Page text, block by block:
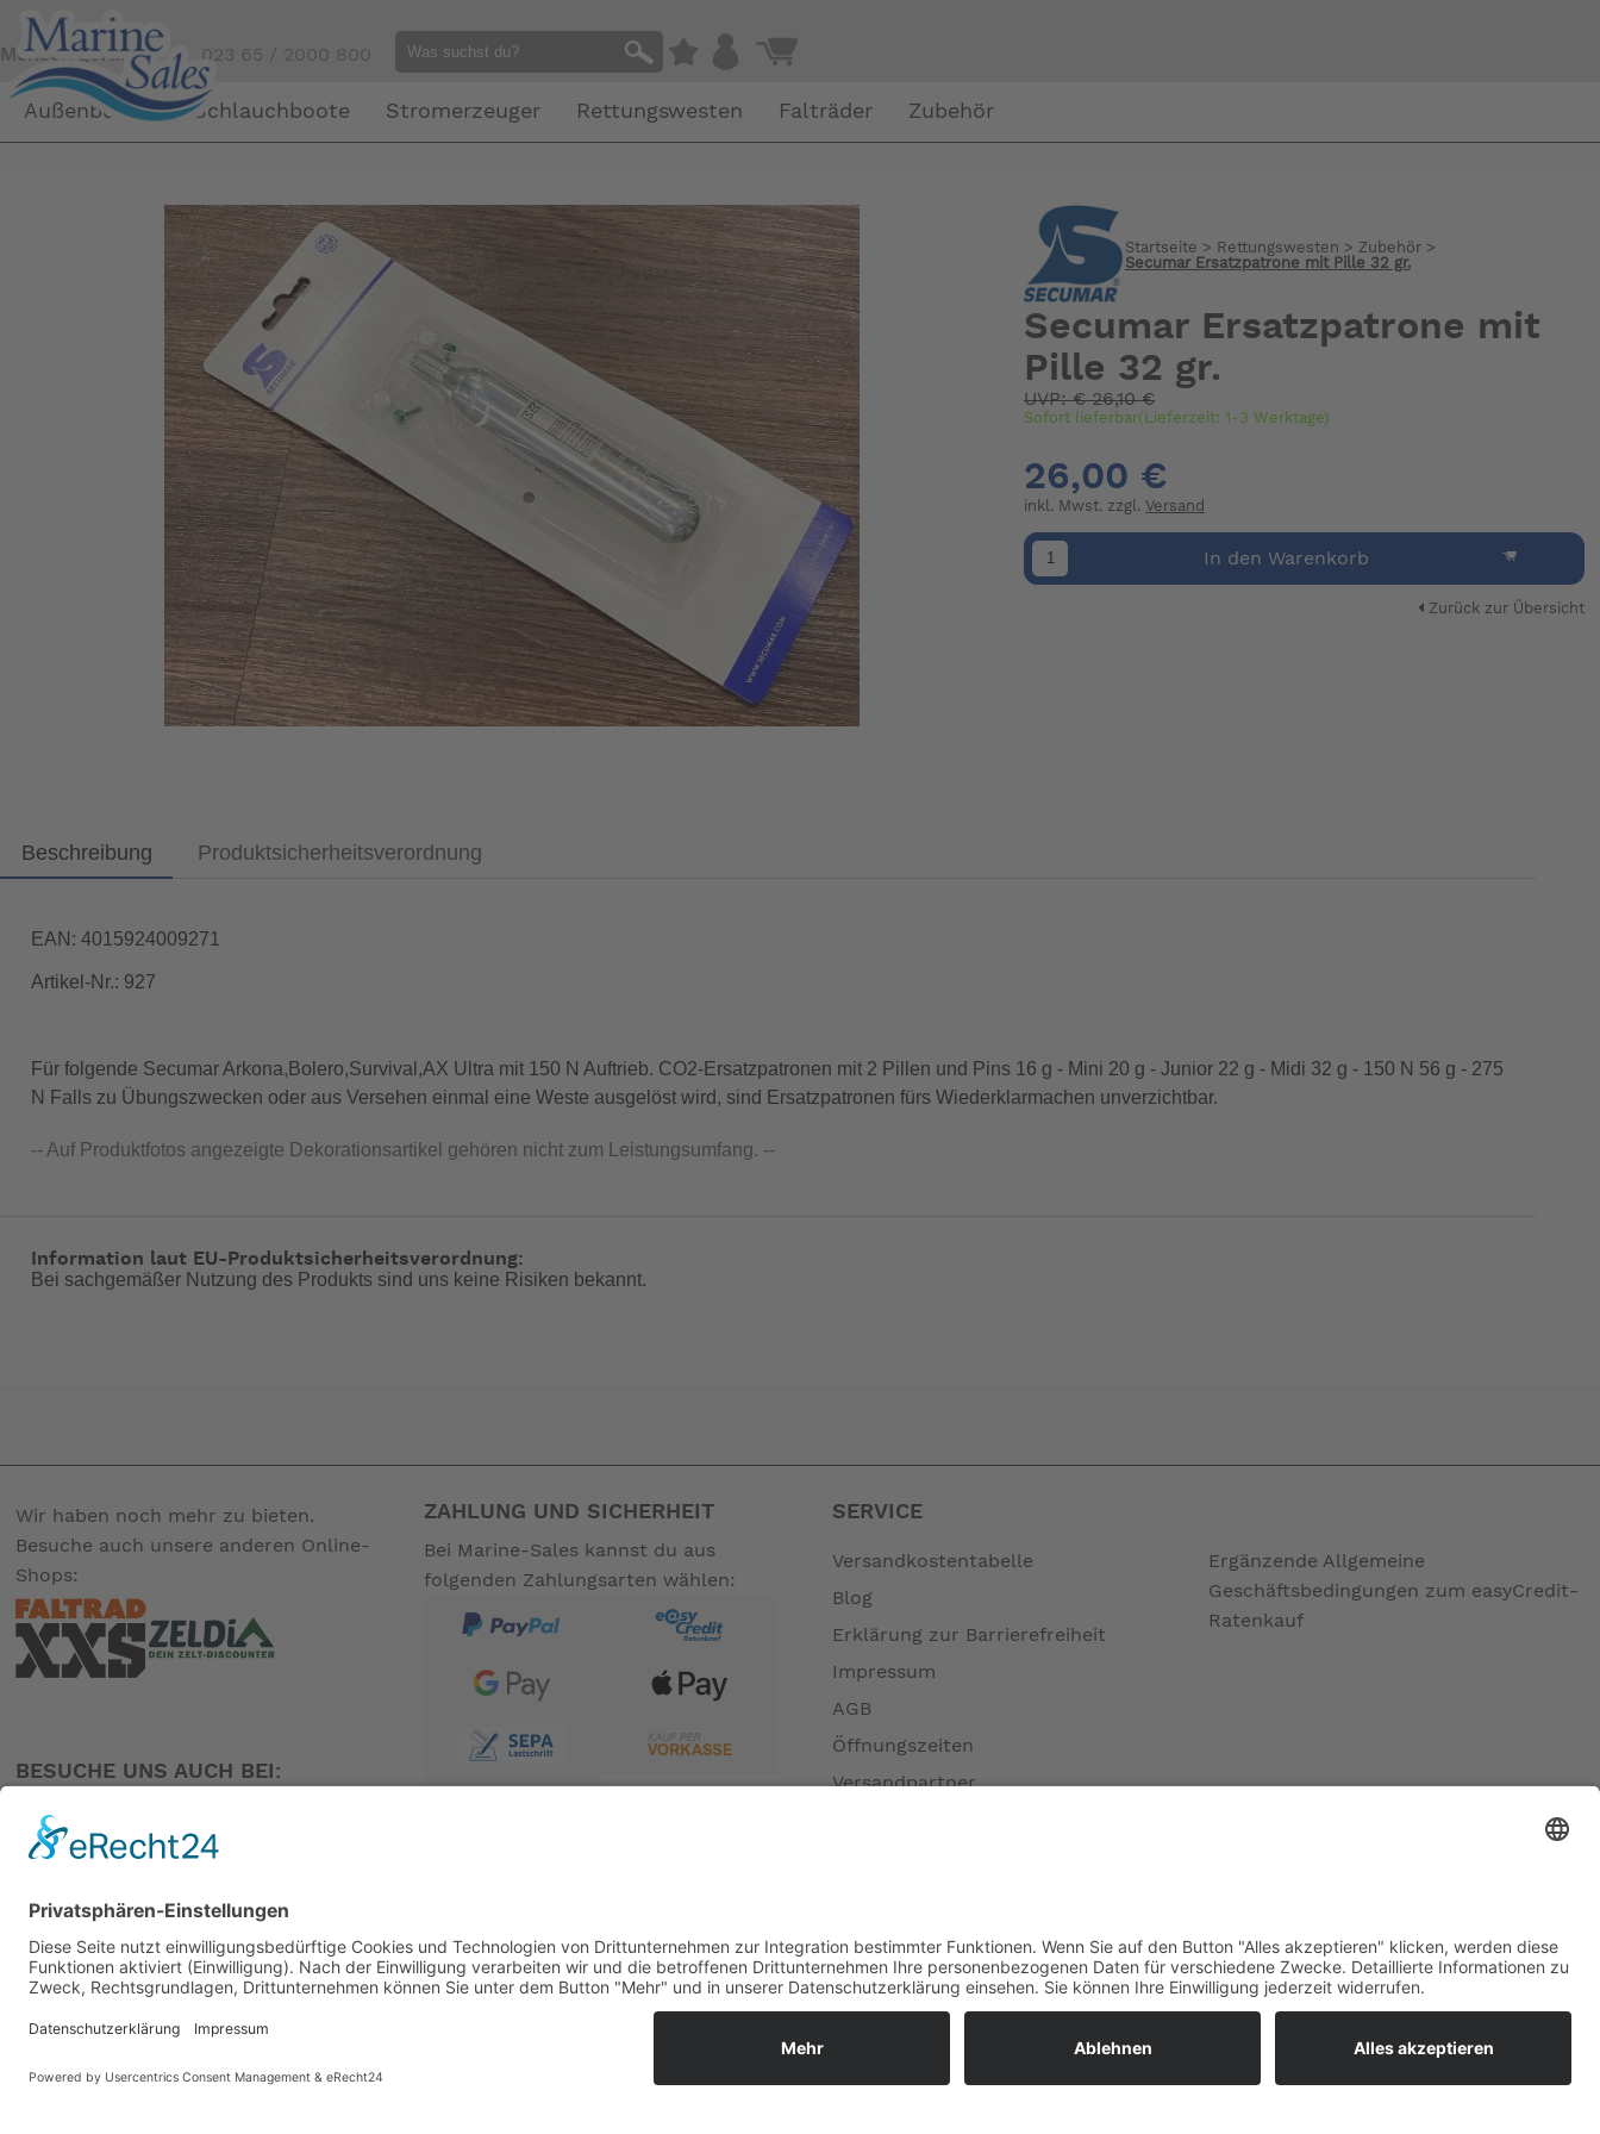
Mensch gefällig?Tel. 023 65 / 2000 800
Außenborder Schlauchboote Stromerzeuger Rettungswesten Falträder Zubehör
Startseite > Rettungswesten > Zubehör>
Secumar Ersatzpatrone mit Pille 32 gr.
Secumar Ersatzpatrone mit
Pille 32 gr.
UVP:€26,10 €
Sofort lieferbar(Lieferzeit: 1-3 Werktage)
26,00 €
inkl. Mwst. zzgl.Versand
In den Warenkorb
Zurück zur Übersicht
Beschreibung Produktsicherheitsverordnung
EAN: 4015924009271
Artikel-Nr.: 927
Für folgende Secumar Arkona,Bolero,Survival,AX Ultra mit 150 N Auftrieb. CO2-Ersatzpatronen mit 2 Pillen und Pins 16 g - Mini 20 g - Junior 22 g - Midi 32 g - 150 N 56 g - 275
N Falls zu Übungszwecken oder aus Versehen einmal eine Weste ausgelöst wird, sind Ersatzpatronen fürs Wiederklarmachen unverzichtbar.
-- Auf Produktfotos angezeigte Dekorationsartikel gehören nicht zum Leistungsumfang. --
Information laut EU-Produktsicherheitsverordnung:
Bei sachgemäßer Nutzung des Produkts sind uns keine Risiken bekannt.
Wir haben noch mehr zu bieten.
Besuche auch unsere anderen Online-
Shops:
BESUCHE UNS AUCH BEI:
ZAHLUNG UND SICHERHEIT
Bei Marine-Sales kannst du aus
folgenden Zahlungsarten wählen:
SERVICE
Versandkostentabelle
Blog
Erklärung zur Barrierefreiheit
Impressum
AGB
Öffnungszeiten
Versandpartner
Widerrufsrecht MS
Widerrufsrecht bei Dienstleistungen
Ergänzende Allgemeine
Geschäftsbedingungen zum easyCredit-
Ratenkauf